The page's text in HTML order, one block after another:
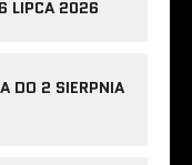
LIPCA 2026
DO 2 SIERPNIA